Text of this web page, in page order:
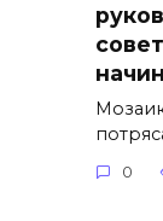
0